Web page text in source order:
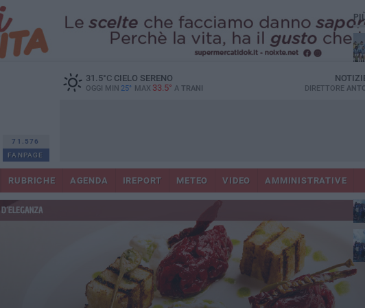
71.576
FANPAGE
31.5°CCIELO SERENO
OGGI MIN 25° MAX 33.5° A TRANI DIRETTORE
RUBRICHE AGENDA IREPORT METEO VIDEO AMMINISTRATIVE